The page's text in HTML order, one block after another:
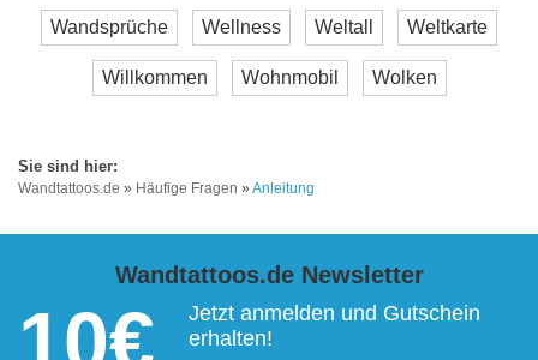
Wandsprüche Wellness Weltall Weltkarte
Willkommen Wohnmobil Wolken
Wandtattoos.de » Häufige Fragen » Anleitung
Wandtattoos.de Newsletter
10€
Jetzt anmelden und Gutschein
erhalten!